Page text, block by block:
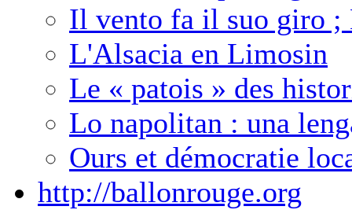
Il vento fa il suo giro ;
L'Alsacia en Limosin
Le « patois » des
Lo napolitan : una
Ours et démocratie
http://ballonrouge.org